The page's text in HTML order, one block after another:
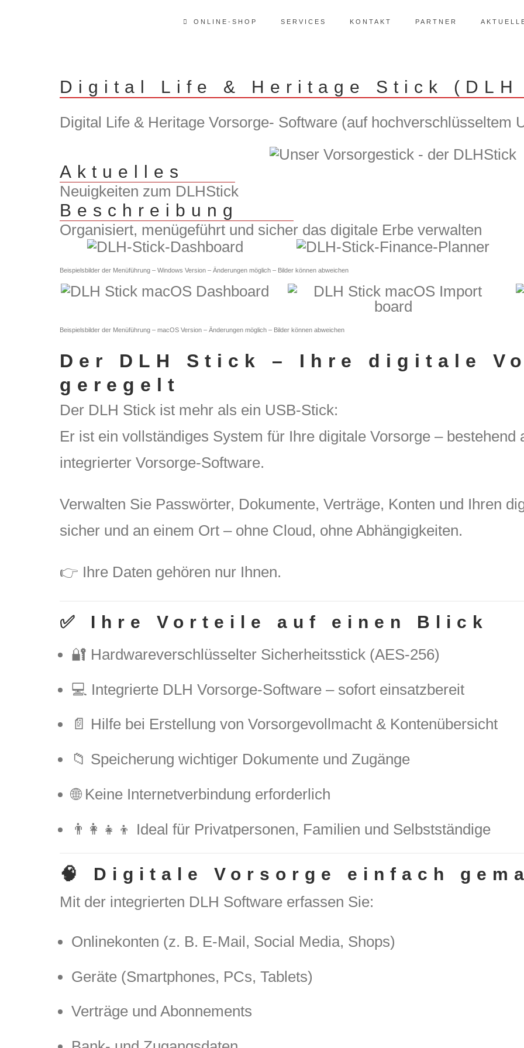
ONLINE-SHOP SERVICES KONTAKT PARTNER
Digital Life & Heritage Stick
Digital Life & Heritage Vorsorge- Software (auf hochverschlüsseltem
Aktuelles
Neuigkeiten zum DLHStick
Beschreibung
Organisiert, menügeführt und sicher das digitale Erbe verwalten
Beispielsbilder der Menüführung – Windows Version – Änderungen möglich – Bilder können abweichen
Beispielsbilder der Menüführung – macOS Version – Änderungen möglich – Bilder können abweichen
Der DLH Stick – Ihre digitale
geregelt
Der DLH Stick ist mehr als ein USB-Stick:
Er ist ein vollständiges System für Ihre digitale Vorsorge –
integrierter Vorsorge-Software.
Verwalten Sie Passwörter, Dokumente, Verträge, Konten und Ihren
sicher und an einem Ort – ohne Cloud, ohne Abhängigkeiten.
👉 Ihre Daten gehören nur Ihnen.
✅ Ihre Vorteile auf einen Blick
🔐 Hardwareverschlüsselter Sicherheitsstick (AES-256)
💻 Integrierte DLH Vorsorge-Software – sofort einsatzbereit
📄 Hilfe bei Erstellung von Vorsorgevollmacht & Kontenübersicht
📁 Speicherung wichtiger Dokumente und Zugänge
🌐 Keine Internetverbindung erforderlich
👨‍👩‍👧‍👦 Ideal für Privatpersonen, Familien und Selbstständige
🧠 Digitale Vorsorge einfach
Mit der integrierten DLH Software erfassen Sie:
Onlinekonten (z. B. E-Mail, Social Media, Shops)
Geräte (Smartphones, PCs, Tablets)
Verträge und Abonnements